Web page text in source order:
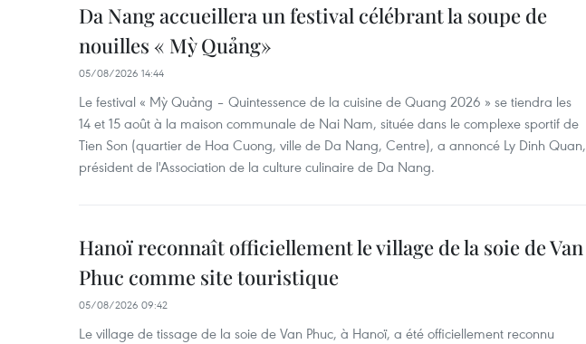
Da Nang accueillera un festival célébrant la soupe de
nouilles « Mỳ Quảng»
05/08/2026 14:44
Le festival « Mỳ Quảng – Quintessence de la cuisine de Quang 2026 » se tiendra les
14 et 15 août à la maison communale de Nai Nam, située dans le complexe sportif de
Tien Son (quartier de Hoa Cuong, ville de Da Nang, Centre), a annoncé Ly Dinh Quan,
président de l'Association de la culture culinaire de Da Nang.
Hanoï reconnaît officiellement le village de la soie de Van
Phuc comme site touristique
05/08/2026 09:42
Le village de tissage de la soie de Van Phuc, à Hanoï, a été officiellement reconnu